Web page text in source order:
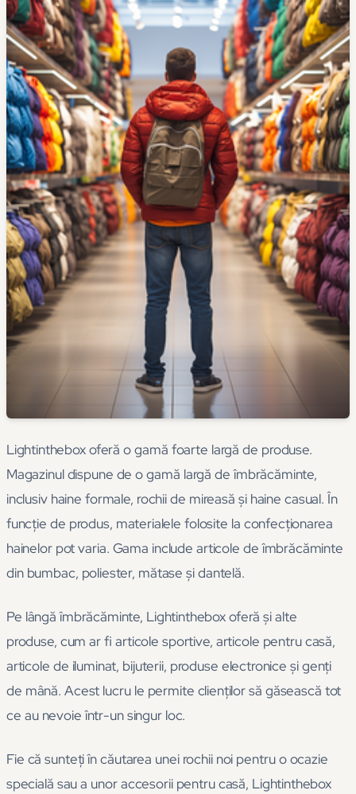
Lightinthebox oferă o gamă foarte largă de produse.
Magazinul dispune de o gamă largă de îmbrăcăminte,
inclusiv haine formale, rochii de mireasă și haine casual. În
funcție de produs, materialele folosite la confecționarea
hainelor pot varia. Gama include articole de îmbrăcăminte
din bumbac, poliester, mătase și dantelă.
Pe lângă îmbrăcăminte, Lightinthebox oferă și alte
produse, cum ar fi articole sportive, articole pentru casă,
articole de iluminat, bijuterii, produse electronice și genți
de mână. Acest lucru le permite clienților să găsească tot
ce au nevoie într-un singur loc.
Fie că sunteți în căutarea unei rochii noi pentru o ocazie
specială sau a unor accesorii pentru casă, Lightinthebox